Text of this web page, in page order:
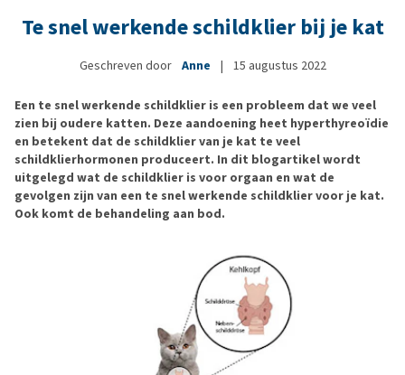
Te snel werkende schildklier bij je kat
Geschreven door Anne | 15 augustus 2022
Een te snel werkende schildklier is een probleem dat we veel
zien bij oudere katten. Deze aandoening heet hyperthyreoïdie
en betekent dat de schildklier van je kat te veel
schildklierhormonen produceert. In dit blogartikel wordt
uitgelegd wat de schildklier is voor orgaan en wat de
gevolgen zijn van een te snel werkende schildklier voor je kat.
Ook komt de behandeling aan bod.